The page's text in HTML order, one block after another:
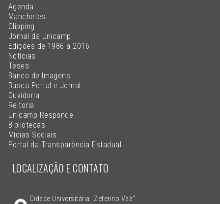
Agenda
Manchetes
Clipping
Jornal da Unicamp
Edições de 1986 a 2016
Notícias
Teses
Banco de Imagens
Busca Portal e Jornal
Ouvidoria
Reitoria
Unicamp Responde
Bibliotecas
Mídias Sociais
Portal da Transparência Estadual
LOCALIZAÇÃO E CONTATO
Cidade Universitária "Zeferino Vaz"